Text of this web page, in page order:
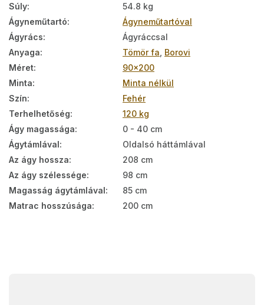
Súly:
54.8 kg
Ágyneműtartó:
Ágyneműtartóval
Ágyrács:
Ágyráccsal
Anyaga: Tömör fa Borovi
Méret:
90x200
Minta:
Minta nélkül
Szín:
Fehér
Terhelhetőség:
120 kg
Ágy magassága:
0 - 40 cm
Ágytámlával:
Oldalsó háttámlával
Az ágy hossza:
208 cm
Az ágy szélessége:
98 cm
Magasság ágytámlával:
85 cm
Matrac hosszúsága: 200 cm